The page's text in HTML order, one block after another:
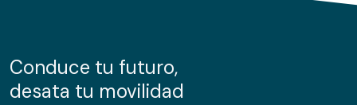
información sobre el uso que haga del sitio web con
nuestros partners de redes sociales, publicidad y análisis
Conduce tu futuro,
desata tu movilidad